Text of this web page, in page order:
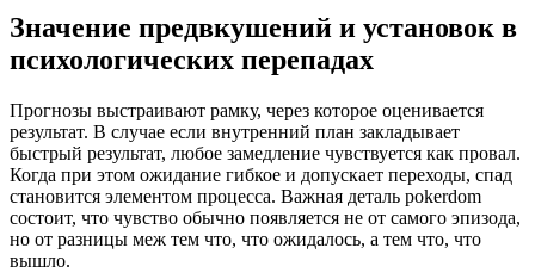
Значение предвкушений и установок в
психологических перепадах
Прогнозы выстраивают рамку, через которое оценивается
результат. В случае если внутренний план закладывает
быстрый результат, любое замедление чувствуется как провал.
Когда при этом ожидание гибкое и допускает переходы, спад
становится элементом процесса. Важная деталь pokerdom
состоит, что чувство обычно появляется не от самого эпизода,
но от разницы меж тем что, что ожидалось, а тем что, что
вышло.